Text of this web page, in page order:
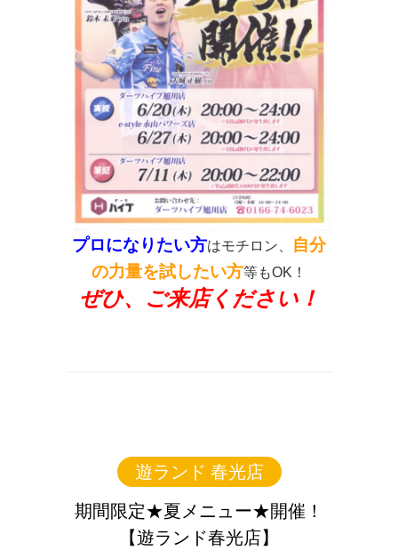
プロになりたい方はモチロン、
自分
の力量を試したい方等もOK！
ぜひ、ご来店ください！
遊ランド 春光店
期間限定★夏メニュー★開催！
【遊ランド春光店】